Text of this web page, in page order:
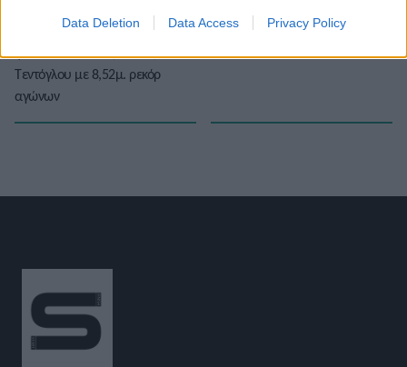
Data Deletion Data Access Privacy Policy
2022: Πρωταθλητής Ευρώπης
Τεντόγλου με 8,52μ. ρεκόρ
αγώνων
Το πρόγραμμα της 3ης ημέρας